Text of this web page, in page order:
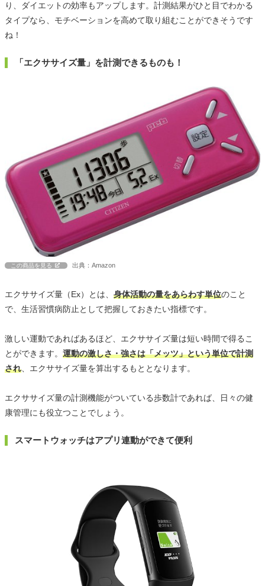
り、ダイエットの効率もアップします。計測結果がひと目でわかる
タイプなら、モチベーションを高めて取り組むことができそうです
ね！
「エクササイズ量」を計測できるものも！
この商品を見る 出典：Amazon
エクササイズ量（Ex）とは、 身体活動の量をあらわす単位のこと
で、生活習慣病防止として把握しておきたい指標です。
激しい運動であればあるほど、エクササイズ量は短い時間で得るこ
とができます。 運動の激しさ・強さは「メッツ」という単位で計測
され、エクササイズ量を算出するもととなります。
エクササイズ量の計測機能がついている歩数計であれば、日々の健
康管理にも役立つことでしょう。
スマートウォッチはアプリ連動ができて便利